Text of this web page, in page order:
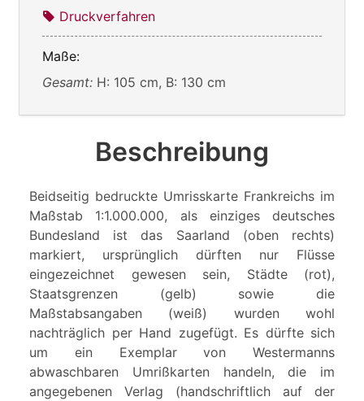
Druckverfahren
Maße:
Gesamt: H: 105 cm, B: 130 cm
Beschreibung
Beidseitig bedruckte Umrisskarte Frankreichs im
Maßstab 1:1.000.000, als einziges deutsches
Bundesland ist das Saarland (oben rechts)
markiert, ursprünglich dürften nur Flüsse
eingezeichnet gewesen sein, Städte (rot),
Staatsgrenzen (gelb) sowie die
Maßstabsangaben (weiß) wurden wohl
nachträglich per Hand zugefügt. Es dürfte sich
um ein Exemplar von Westermanns
abwaschbaren Umrißkarten handeln, die im
angegebenen Verlag (handschriftlich auf der